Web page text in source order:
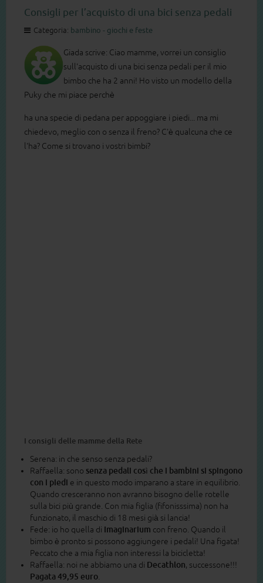
Consigli per l’acquisto di una bici senza pedali
Categoria: bambino - giochi e feste
Giada scrive: Ciao mamme, vorrei un consiglio
sull'acquisto di una bici senza pedali per il mio
bimbo che ha 2 anni! Ho visto un modello della
Puky che mi piace perchè
ha una specie di pedana per appoggiare i piedi... ma mi
chiedevo, meglio con o senza il freno? C'è qualcuna che ce
l'ha? Come si trovano i vostri bimbi?
I consigli delle mamme della Rete
Serena: in che senso senza pedali?
Raffaella: sono senza pedali così che i bambini si spingono
con i piedi e in questo modo imparano a stare in equilibrio.
Quando cresceranno non avranno bisogno delle rotelle
sulla bici più grande. Con mia figlia (fifonisssima) non ha
funzionato, il maschio di 18 mesi già si lancia!
Fede: io ho quella di Imaginarium con freno. Quando il
bimbo è pronto si possono aggiungere i pedali! Una figata!
Peccato che a mia figlia non interessi la bicicletta!
Raffaella: noi ne abbiamo una di Decathlon, successone!!!
Pagata 49,95 euro